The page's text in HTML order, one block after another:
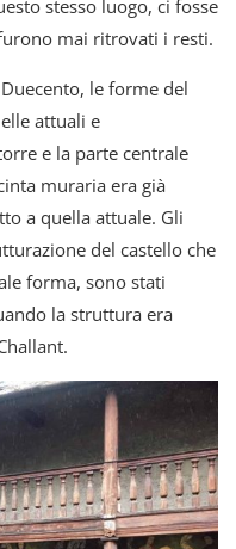
stesso luogo, ci fosse
mai ritrovati i resti.
le forme del
attuali e
e la parte centrale
muraria era già
a quella attuale. Gli
del castello che
forma, sono stati
la struttura era